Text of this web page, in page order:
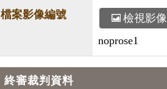
檔案影像編號
檢視影像
noprose1
終審裁判資料